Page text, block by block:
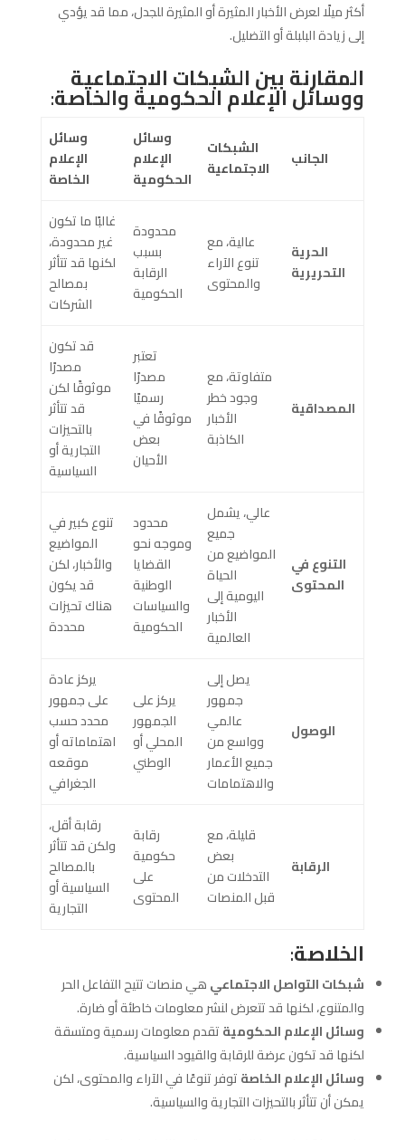
أكثر ميلًا لعرض الأخبار المثيرة أو المثيرة للجدل، مما قد يؤدي
إلى زيادة البلبلة أو التضليل.
المقارنة بين الشبكات الاجتماعية
ووسائل الإعلام الحكومية والخاصة:
الجانب
الشبكات
الاجتماعية
وسائل
الإعلام
الحكومية
وسائل
الإعلام
الخاصة
الحرية
التحريرية
عالية، مع
تنوع الآراء
والمحتوى
محدودة
بسبب
الرقابة
الحكومية
غالبًا ما تكون
غير محدودة،
لكنها قد تتأثر
بمصالح
الشركات
المصداقية
متفاوتة، مع
وجود خطر
الأخبار
الكاذبة
تعتبر
مصدرًا
رسميًا
موثوقًا في
بعض
الأحيان
قد تكون
مصدرًا
موثوقًا لكن
قد تتأثر
بالتحيزات
التجارية أو
السياسية
التنوع في
المحتوى
عالي، يشمل
جميع
المواضيع من
الحياة
اليومية إلى
الأخبار
العالمية
محدود
وموجه نحو
القضايا
الوطنية
والسياسات
الحكومية
تنوع كبير في
المواضيع
والأخبار، لكن
قد يكون
هناك تحيزات
محددة
الوصول
يصل إلى
جمهور
عالمي
وواسع من
جميع الأعمار
والاهتمامات
يركز على
الجمهور
المحلي أو
الوطني
يركز عادة
على جمهور
محدد حسب
اهتماماته أو
موقعه
الجغرافي
الرقابة
قليلة، مع
بعض
التدخلات من
قبل المنصات
رقابة
حكومية
على
المحتوى
رقابة أقل،
ولكن قد تتأثر
بالمصالح
السياسية أو
التجارية
الخلاصة:
شبكات التواصل الاجتماعيهي منصات تتيح التفاعل الحر
والمتنوع، لكنها قد تتعرض لنشر معلومات خاطئة أو ضارة.
وسائل الإعلام الحكوميةتقدم معلومات رسمية ومتسقة
لكنها قد تكون عرضة للرقابة والقيود السياسية.
وسائل الإعلام الخاصةتوفر تنوعًا في الآراء والمحتوى، لكن
يمكن أن تتأثر بالتحيزات التجارية والسياسية.